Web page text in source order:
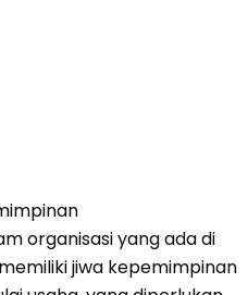
organisasi yang ada di
jiwa kepemimpinan